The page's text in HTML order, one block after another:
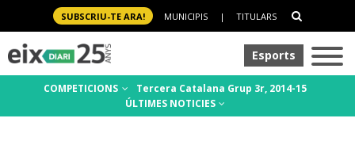
SUBSCRIU-TE ARA! MUNICIPIS | TITULARS
Esports
COMPETICIONS
Tercera Catalana Grup 3r, 2014-15
ÚLTIMES NOTICIES